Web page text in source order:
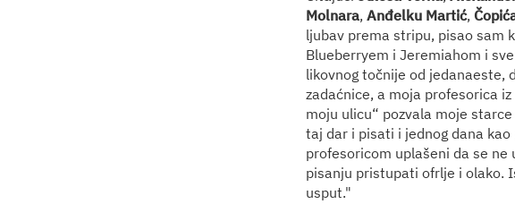
Molnara, Anđelku Martić,
ljubav prema stripu, pisao sam
Blueberryem i Jeremiahom i
likovnog točnije od jedanaeste,
zadaćnice, a moja profesorica
moju ulicu“ pozvala moje
taj dar i pisati i jednog dana
profesoricom uplašeni da se
pisanju pristupati ofrlje i olako.
usput."